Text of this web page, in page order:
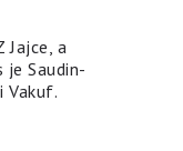
Jajce, a
Saudin-
Vakuf.